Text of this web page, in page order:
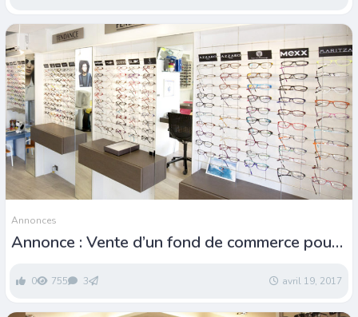
Annonces
Annonce : Vente d’un fond de commerce pour
0 755 3 avril 19, 2017